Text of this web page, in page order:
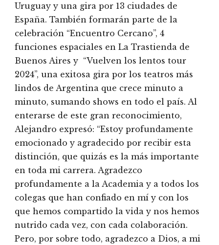
Uruguay y una gira por 13 ciudades de
España. También formarán parte de la
celebración “Encuentro Cercano”, 4
funciones espaciales en La Trastienda de
Buenos Aires y “Vuelven los lentos tour
2024”, una exitosa gira por los teatros más
lindos de Argentina que crece minuto a
minuto, sumando shows en todo el país. Al
enterarse de este gran reconocimiento,
Alejandro expresó: “Estoy profundamente
emocionado y agradecido por recibir esta
distinción, que quizás es la más importante
en toda mi carrera. Agradezco
profundamente a la Academia y a todos los
colegas que han confiado en mí y con los
que hemos compartido la vida y nos hemos
nutrido cada vez, con cada colaboración.
Pero, por sobre todo, agradezco a Dios, a mi